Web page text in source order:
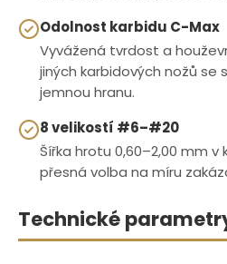
Odolnost karbidu C-Max
Vyvážená tvrdost a
jiných karbidových nožů se
jemnou hranu.
8 velikostí #6–#20
Šířka hrotu 0,60–2,00 mm
přesná volba na míru
Technické